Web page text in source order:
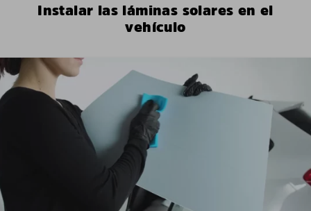
Instalar las láminas solares en el
vehículo